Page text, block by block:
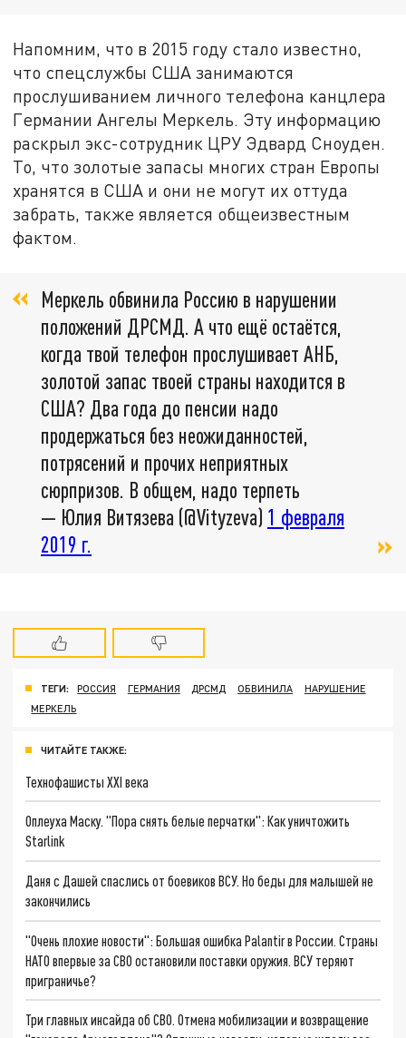
Напомним, что в 2015 году стало известно,
что спецслужбы США занимаются
прослушиванием личного телефона канцлера
Германии Ангелы Меркель. Эту информацию
раскрыл экс-сотрудник ЦРУ Эдвард Сноуден.
То, что золотые запасы многих стран Европы
хранятся в США и они не могут их оттуда
забрать, также является общеизвестным
фактом.
Меркель обвинила Россию в нарушении
положений ДРСМД. А что ещё остаётся,
когда твой телефон прослушивает АНБ,
золотой запас твоей страны находится в
США? Два года до пенсии надо
продержаться без неожиданностей,
потрясений и прочих неприятных
сюрпризов. В общем, надо терпеть
— Юлия Витязева (@Vityzeva) 1 февраля
2019 г.
ТЕГИ: РОССИЯ ГЕРМАНИЯ ДРСМД ОБВИНИЛА
НАРУШЕНИЕ
МЕРКЕЛЬ
ЧИТАЙТЕ ТАКЖЕ:
Технофашисты XXI века
Оплеуха Маску. "Пора снять белые перчатки": Как уничтожить
Starlink
Даня с Дашей спаслись от боевиков ВСУ. Но беды для малышей не
закончились
"Очень плохие новости": Большая ошибка Palantir в России. Страны
НАТО впервые за СВО остановили поставки оружия. ВСУ теряют
приграничье?
Три главных инсайда об СВО. Отмена мобилизации и возвращение